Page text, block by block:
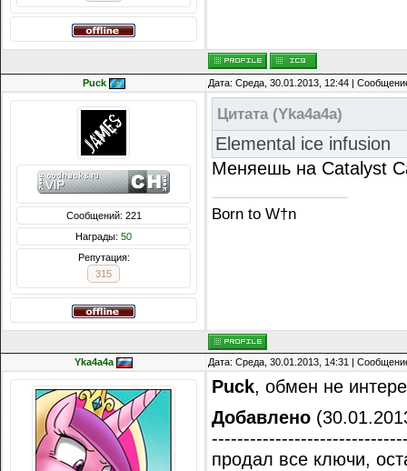
Puck Дата: Среда, 30.01.2013, 12:44 |
Сообщений: 221
Награды: 50
Репутация:
315
Цитата(Yka4a4a)
Elemental ice infusion
Меняешь на Catalyst
Born to W†n
Yka4a4a Дата: Среда, 30.01.2013, 14:31 |
Puck, обмен не
Добавлено
продал все ключи,